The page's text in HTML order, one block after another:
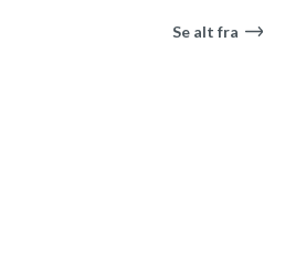
Se alt fra